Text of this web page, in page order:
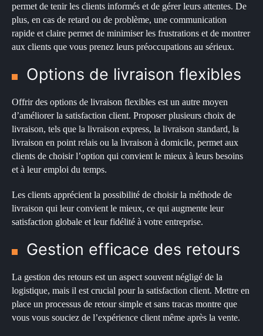
permet de tenir les clients informés et de gérer leurs attentes. De
plus, en cas de retard ou de problème, une communication
rapide et claire permet de minimiser les frustrations et de montrer
aux clients que vous prenez leurs préoccupations au sérieux.
Options de livraison flexibles
Offrir des options de livraison flexibles est un autre moyen
d’améliorer la satisfaction client. Proposer plusieurs choix de
livraison, tels que la livraison express, la livraison standard, la
livraison en point relais ou la livraison à domicile, permet aux
clients de choisir l’option qui convient le mieux à leurs besoins
et à leur emploi du temps.
Les clients apprécient la possibilité de choisir la méthode de
livraison qui leur convient le mieux, ce qui augmente leur
satisfaction globale et leur fidélité à votre entreprise.
Gestion efficace des retours
La gestion des retours est un aspect souvent négligé de la
logistique, mais il est crucial pour la satisfaction client. Mettre en
place un processus de retour simple et sans tracas montre que
vous vous souciez de l’expérience client même après la vente.